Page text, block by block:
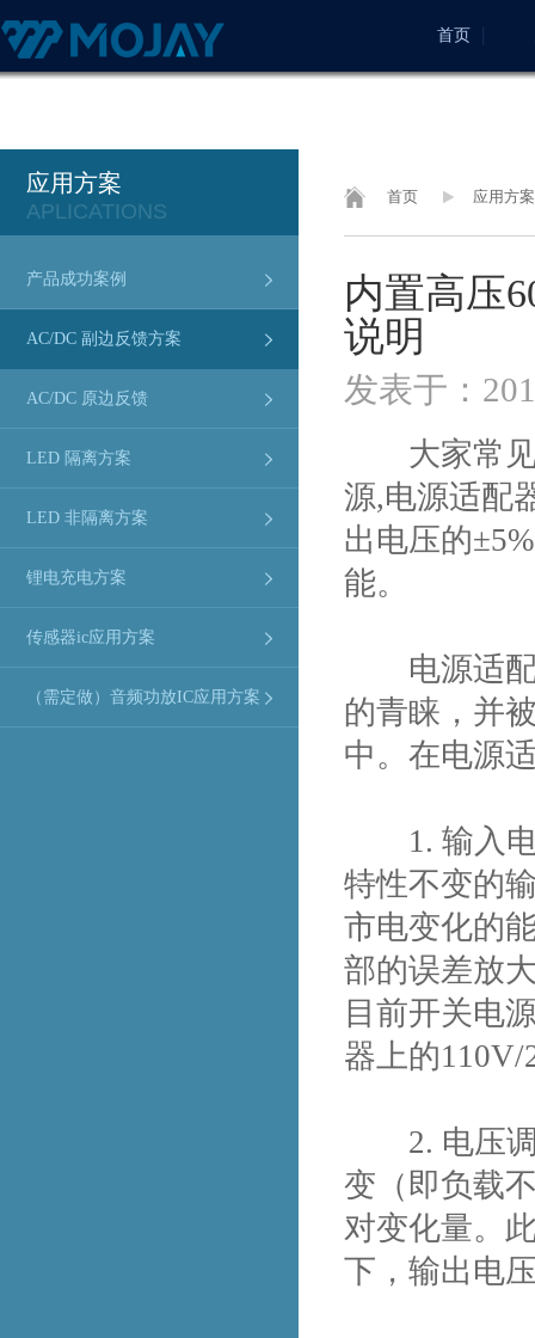
首页
应用方案
APLICATIONS
产品成功案例
AC/DC 副边反馈方案
AC/DC 原边反馈
LED 隔离方案
LED 非隔离方案
锂电充电方案
传感器ic应用方案
（需定做）音频功放IC应用方案
首页 应用方案
内置高压
说明
发表于：
大家常见
源,电源适配
出电压的
能。
电源适配
的青睐，并
中。在电源
1. 输入电
特性不变的
市电变化的
部的误差放
目前开关电
器上的
2. 电压调
变（即负载
对变化量。
下，输出电